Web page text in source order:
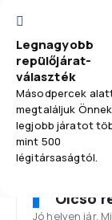
Legnagyobb
repülőjárat-
választék
Másodpercek
megtaláljuk
legjobb járatot
mint 500
légitársaságtól.
Olcsó
Jó helyen jár.